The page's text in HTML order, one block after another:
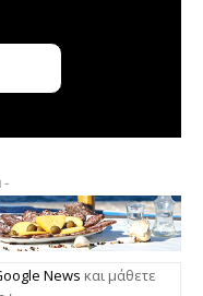
-
News και μάθετε